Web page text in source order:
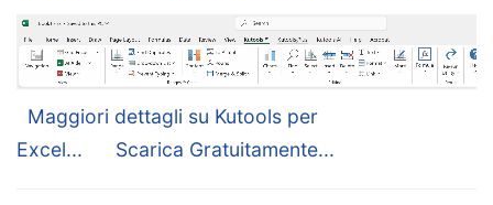
Maggiori dettagli su Kutools per
Excel...
Scarica Gratuitamente...